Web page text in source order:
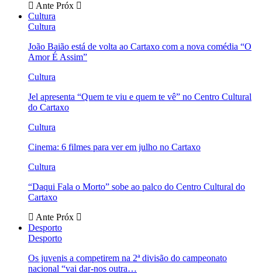
Ante Próx
Cultura
Cultura
João Baião está de volta ao Cartaxo com a nova comédia “O
Amor É Assim”
Cultura
Jel apresenta “Quem te viu e quem te vê” no Centro Cultural
do Cartaxo
Cultura
Cinema: 6 filmes para ver em julho no Cartaxo
Cultura
“Daqui Fala o Morto” sobe ao palco do Centro Cultural do
Cartaxo
Ante Próx
Desporto
Desporto
Os juvenis a competirem na 2ª divisão do campeonato
nacional “vai dar-nos outra…